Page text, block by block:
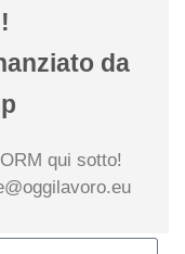
da
qui sotto!